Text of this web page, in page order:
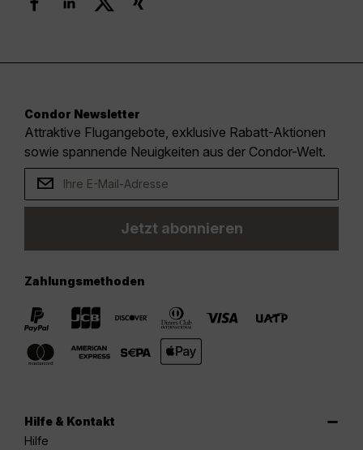
Condor Newsletter
Attraktive Flugangebote, exklusive Rabatt-Aktionen
sowie spannende Neuigkeiten aus der Condor-Welt.
Jetzt abonnieren
Zahlungsmethoden
Hilfe & Kontakt
Hilfe